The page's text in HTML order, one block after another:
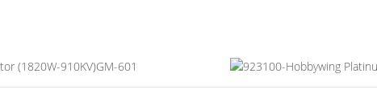
GM-601